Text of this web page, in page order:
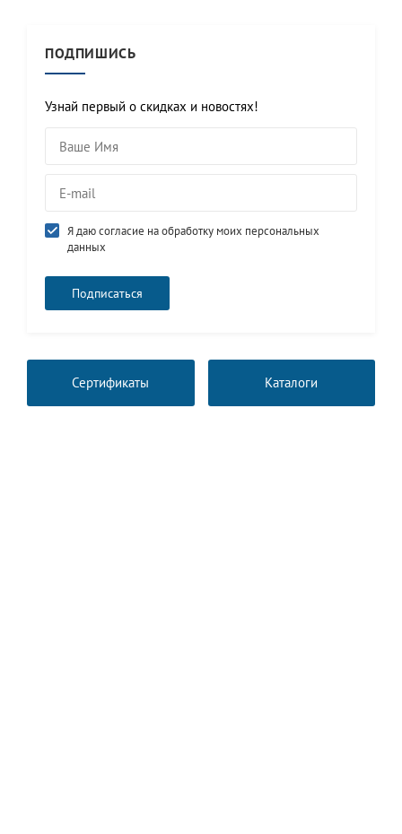
ПОДПИШИСЬ
Узнай первый о скидках и новостях!
Я даю согласие на обработку моих персональных
данных
Сертификаты Каталоги